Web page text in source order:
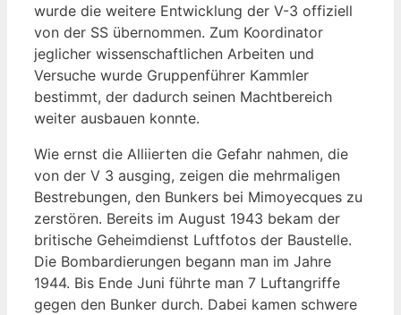
wurde die weitere Entwicklung der V-3 offiziell
von der SS übernommen. Zum Koordinator
jeglicher wissenschaftlichen Arbeiten und
Versuche wurde Gruppenführer Kammler
bestimmt, der dadurch seinen Machtbereich
weiter ausbauen konnte.
Wie ernst die Alliierten die Gefahr nahmen, die
von der V 3 ausging, zeigen die mehrmaligen
Bestrebungen, den Bunkers bei Mimoyecques zu
zerstören. Bereits im August 1943 bekam der
britische Geheimdienst Luftfotos der Baustelle.
Die Bombardierungen begann man im Jahre
1944. Bis Ende Juni führte man 7 Luftangriffe
gegen den Bunker durch. Dabei kamen schwere